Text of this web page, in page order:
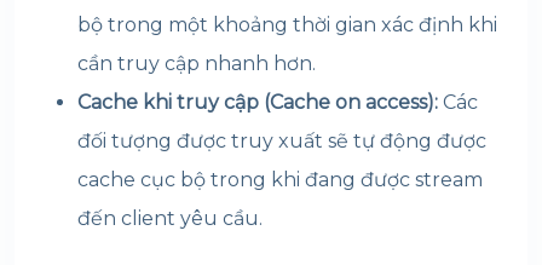
bộ trong một khoảng thời gian xác định khi
cần truy cập nhanh hơn.
Cache khi truy cập (Cache on access): Các
đối tượng được truy xuất sẽ tự động được
cache cục bộ trong khi đang được stream
đến client yêu cầu.